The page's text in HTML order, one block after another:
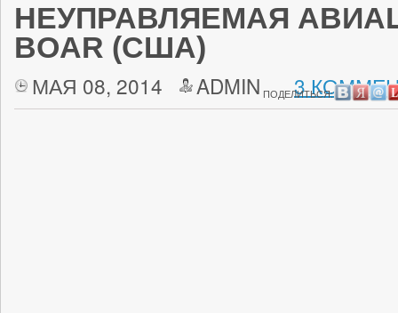
НЕУПРАВЛЯЕМАЯ
BOAR (США)
МАЯ 08, 2014 ADMIN 3
ПОДЕЛИТЬСЯ: